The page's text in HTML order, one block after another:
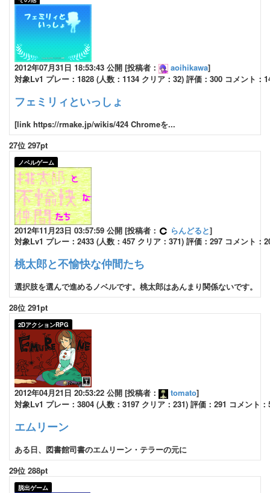
2012年07月31日 18:53:43 公開 [投稿者： aoihikawa]
対象Lv1 プレー：1828 (人数：1134 クリア：32) 評価：300 コメント：
フェミリィといっしょ
[link https://rmake.jp/wikis/424 Chromeを...
27位 297pt
ノベルゲーム
2012年11月23日 03:57:59 公開 [投稿者： らんどると]
対象Lv1 プレー：2433 (人数：457 クリア：371) 評価：297 コメント：
桃太郎と不愉快な仲間たち
選択肢を選んで進めるノベルです。桃太郎はあんまり関係ないです。
28位 291pt
2DアクションRPG
2012年04月21日 20:53:22 公開 [投稿者： tomato]
対象Lv1 プレー：3804 (人数：3197 クリア：231) 評価：291 コメント：
エムリーン
ある日、図書館司書のエムリーン・テラーの元に
29位 288pt
脱出ゲーム